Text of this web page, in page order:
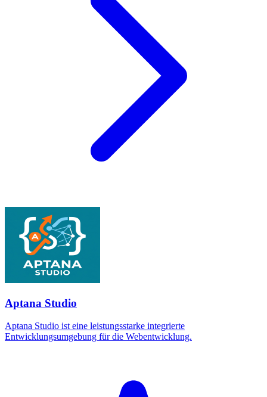
Aptana Studio
Aptana Studio ist eine leistungsstarke integrierte
Entwicklungsumgebung für die Webentwicklung.